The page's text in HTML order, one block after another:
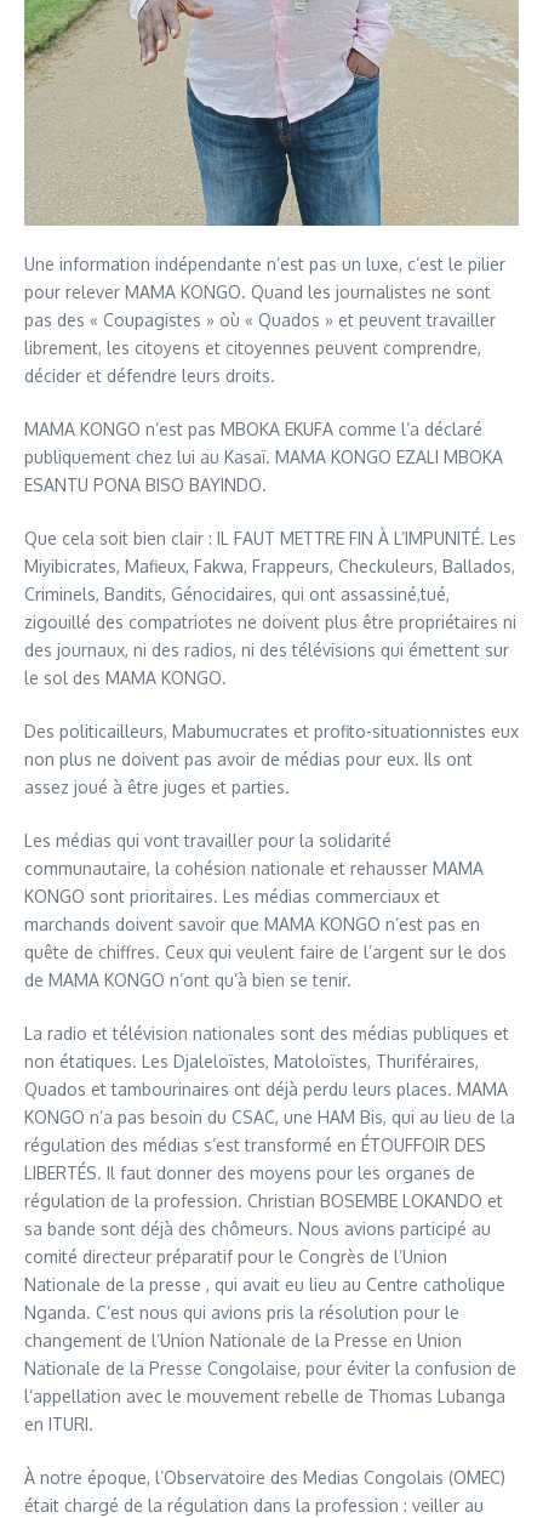
Une information indépendante n’est pas un luxe, c’est le pilier
pour relever MAMA KONGO. Quand les journalistes ne sont
pas des « Coupagistes » où « Quados » et peuvent travailler
librement, les citoyens et citoyennes peuvent comprendre,
décider et défendre leurs droits.
MAMA KONGO n’est pas MBOKA EKUFA comme l’a déclaré
publiquement chez lui au Kasaï. MAMA KONGO EZALI MBOKA
ESANTU PONA BISO BAYINDO.
Que cela soit bien clair : IL FAUT METTRE FIN À L’IMPUNITÉ. Les
Miyibicrates, Mafieux, Fakwa, Frappeurs, Checkuleurs, Ballados,
Criminels, Bandits, Génocidaires, qui ont assassiné,tué,
zigouillé des compatriotes ne doivent plus être propriétaires ni
des journaux, ni des radios, ni des télévisions qui émettent sur
le sol des MAMA KONGO.
Des politicailleurs, Mabumucrates et profito-situationnistes eux
non plus ne doivent pas avoir de médias pour eux. Ils ont
assez joué à être juges et parties.
Les médias qui vont travailler pour la solidarité
communautaire, la cohésion nationale et rehausser MAMA
KONGO sont prioritaires. Les médias commerciaux et
marchands doivent savoir que MAMA KONGO n’est pas en
quête de chiffres. Ceux qui veulent faire de l’argent sur le dos
de MAMA KONGO n’ont qu’à bien se tenir.
La radio et télévision nationales sont des médias publiques et
non étatiques. Les Djaleloïstes, Matoloïstes, Thuriféraires,
Quados et tambourinaires ont déjà perdu leurs places. MAMA
KONGO n’a pas besoin du CSAC, une HAM Bis, qui au lieu de la
régulation des médias s’est transformé en ÉTOUFFOIR DES
LIBERTÉS. Il faut donner des moyens pour les organes de
régulation de la profession. Christian BOSEMBE LOKANDO et
sa bande sont déjà des chômeurs. Nous avions participé au
comité directeur préparatif pour le Congrès de l’Union
Nationale de la presse , qui avait eu lieu au Centre catholique
Nganda. C’est nous qui avions pris la résolution pour le
changement de l’Union Nationale de la Presse en Union
Nationale de la Presse Congolaise, pour éviter la confusion de
l’appellation avec le mouvement rebelle de Thomas Lubanga
en ITURI.
À notre époque, l’Observatoire des Medias Congolais (OMEC)
était chargé de la régulation dans la profession : veiller au